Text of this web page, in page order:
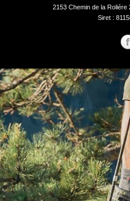
2153 Chemin de la
Siret :